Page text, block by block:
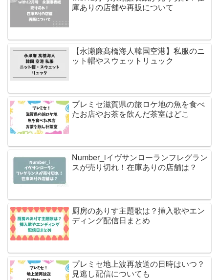
庫ありの店舗や再販について
【永瀬廉髙橋海人韓国空港】私服のニ
ット帽やスウェットリュック
プレミセ滋賀県の旅ロケ地の魚を食べ
たお店やお茶を飲んだ茶室はどこ
Number_iイヴサンローランフレグラン
スが売り切れ！在庫ありの店舗は？
厨房のありす主題歌は？挿入歌やエン
ディング配信日まとめ
プレミセ地上波再放送の日時はいつ？
見逃し配信についても